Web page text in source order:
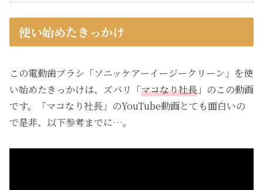
使い始めたきっかけ
この電動歯ブラシ「ソニッケアーイージークリーン」を使
い始めたきっかけは、ズバリ「マコなり社長 」のこの動画
です。「マコなり社長」のYouTube動画とても面白いの
で是非、以下参考までに…。